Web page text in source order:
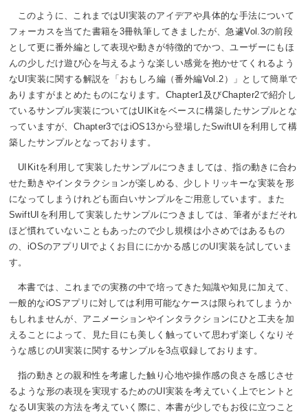
このように、これまではUI実装のアイデアや具体的な手法について
フォーカスを当てた書籍を3冊執筆してきましたが、急遽Vol.3の前段
として更に番外編として表現や動きが特徴的でかつ、ユーザーにもほ
んの少しだけ遊び心を与えるような楽しい感覚を抱かせてくれるよう
なUI実装に関する解説を「おもしろ編（番外編Vol.2）」として簡単で
ありますがまとめたものになります。Chapter1及びChapter2で紹介し
ているサンプル実装についてはUIKitをベースに構築したサンプルとな
っていますが、Chapter3ではiOS13から登場したSwiftUIを利用して構
築したサンプルとなっております。
UIKitを利用して実装したサンプルにつきましては、指の動きに合わ
せた動きやインタラクションが楽しめる、少しトリッキーな実装を形
になってしまうけれども面白いサンプルをご用意しています。また
SwiftUIを利用して実装したサンプルにつきましては、筆者がまだそれ
ほど慣れていないこともあったので少し規模は小さめではあるもの
の、iOSのアプリUIでよくお目ににかかる感じのUI実装を試していま
す。
本書では、これまでの実務の中で培ってきた知識や知見に加えて、
一般的なiOSアプリに対しては利用可能なケースは限られてしまうか
もしれませんが、アニメーションやインタラクションにひと工夫を加
えることによって、見た目にも美しく触っていて思わず楽しくなりそ
うな感じのUI実装に関するサンプルを3点収録しております。
指の動きとの親和性を考慮した触り心地や操作感の良さを感じさせ
るような形の表現を実現するためのUI実装を考えていく上でヒントと
なるUI実装の方法を考えていく際に、本書が少しでもお役に立つこと